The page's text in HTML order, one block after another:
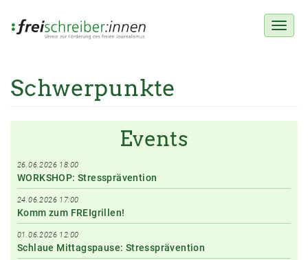
Direkt
zum
Toggle
Schwerpunkte
Events
26.06.2026 18:00
WORKSHOP: Stressprävention
24.06.2026 17:00
Komm zum FREIgrillen!
01.06.2026 12:00
Schlaue Mittagspause: Stressprävention